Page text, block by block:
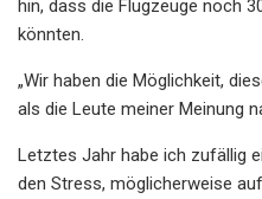
hin, dass die Flugzeuge noch
könnten.
„Wir haben die Möglichkeit,
als die Leute meiner Meinung
Letztes Jahr habe ich zufällig
den Stress, möglicherweise